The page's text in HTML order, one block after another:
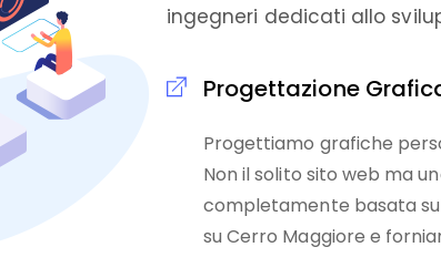
ingegneri dedicati allo
Progettazione
Progettiamo grafiche
Non il solito sito web ma
completamente basata
su Cerro Maggiore e